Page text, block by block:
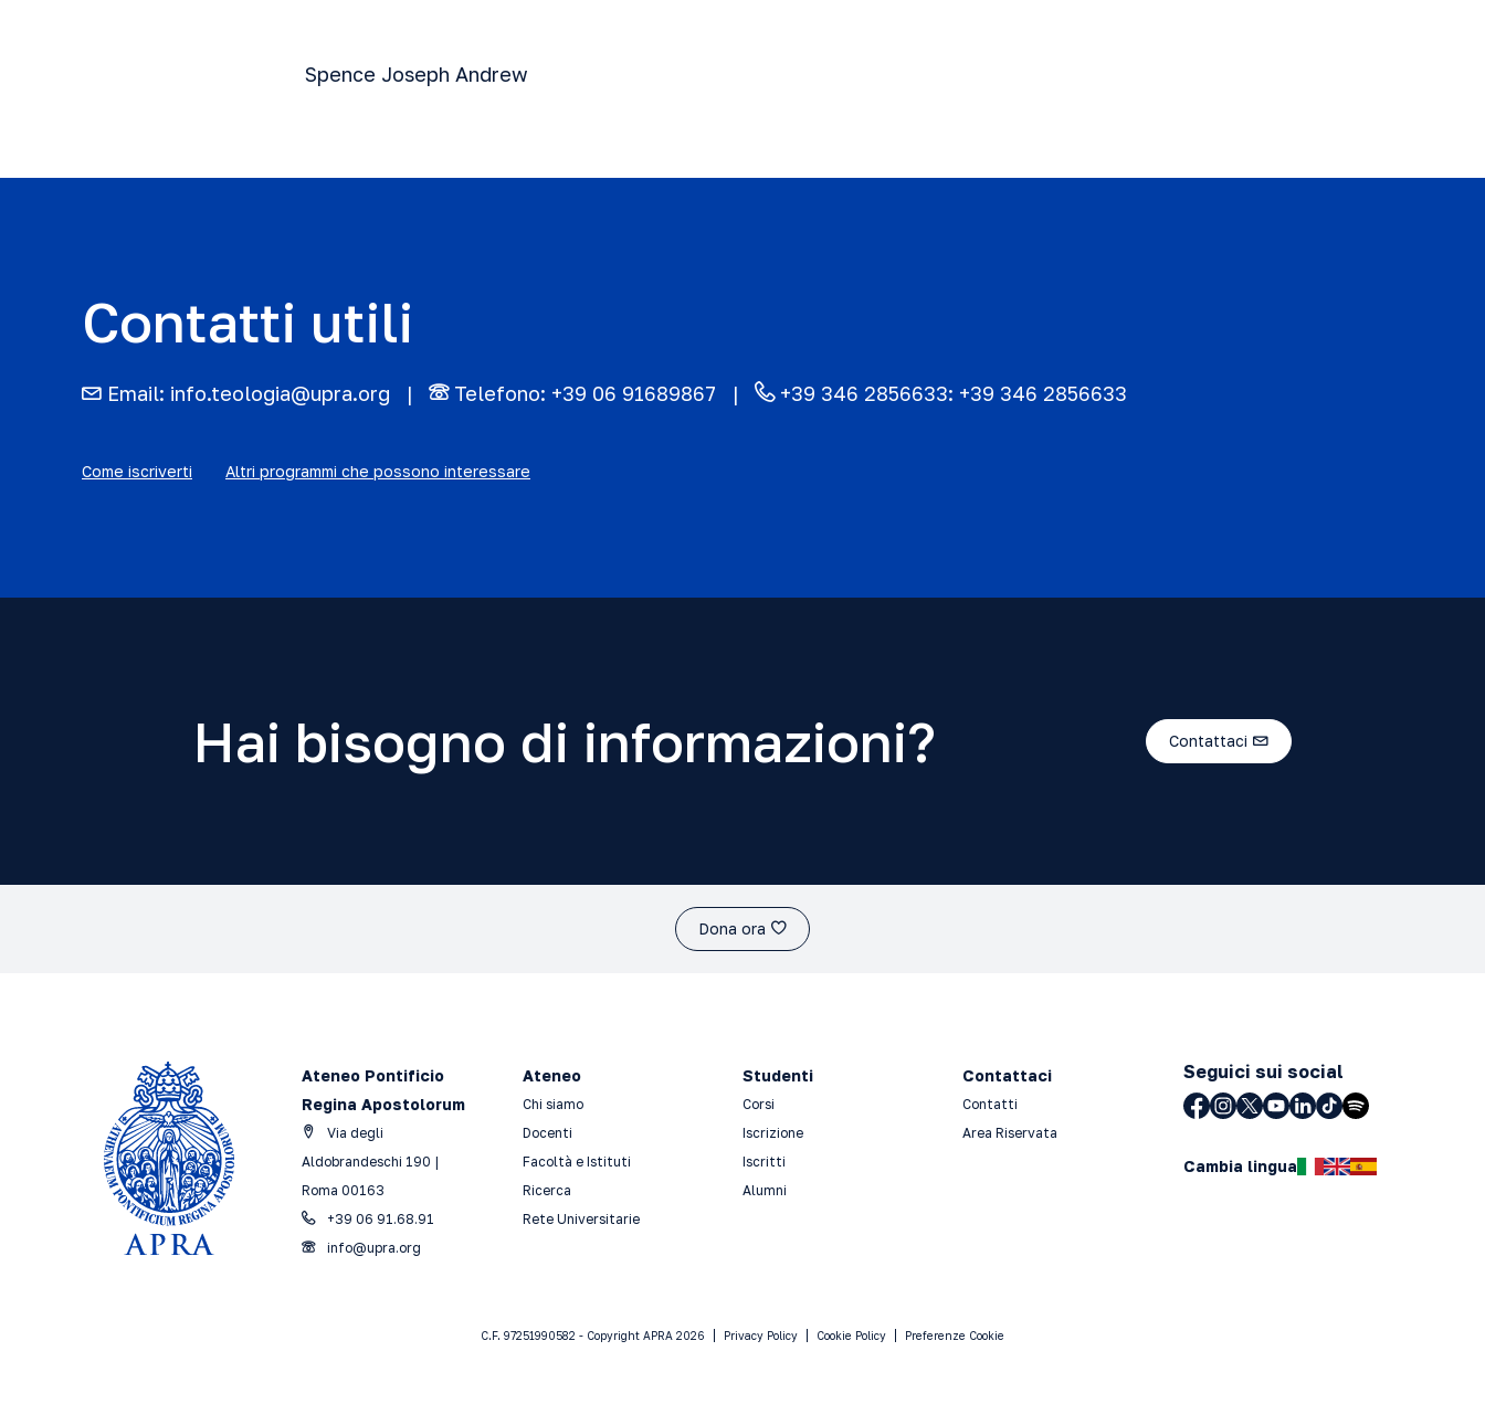
Spence Joseph Andrew
Contatti utili
Email: info.teologia@upra.org Telefono: +39 06 91689867 +39 346 2856633: +39 346 2856633
Come iscriverti Altri programmi che possono interessare
Hai bisogno di informazioni? Contattaci
Dona ora
Ateneo Pontificio
Regina Apostolorum
Via degli
Aldobrandeschi 190 |
Roma 00163
+39 06 91.68.91
info@upra.org
Ateneo
Chi siamo
Docenti
Facoltà e Istituti
Ricerca
Rete Universitarie
Studenti
Corsi
Iscrizione
Iscritti
Alumni
Contattaci
Contatti
Area Riservata
Seguici sui social
Cambia lingua
C.F. 97251990582 - Copyright APRA 2026 Privacy Policy Cookie Policy Preferenze Cookie